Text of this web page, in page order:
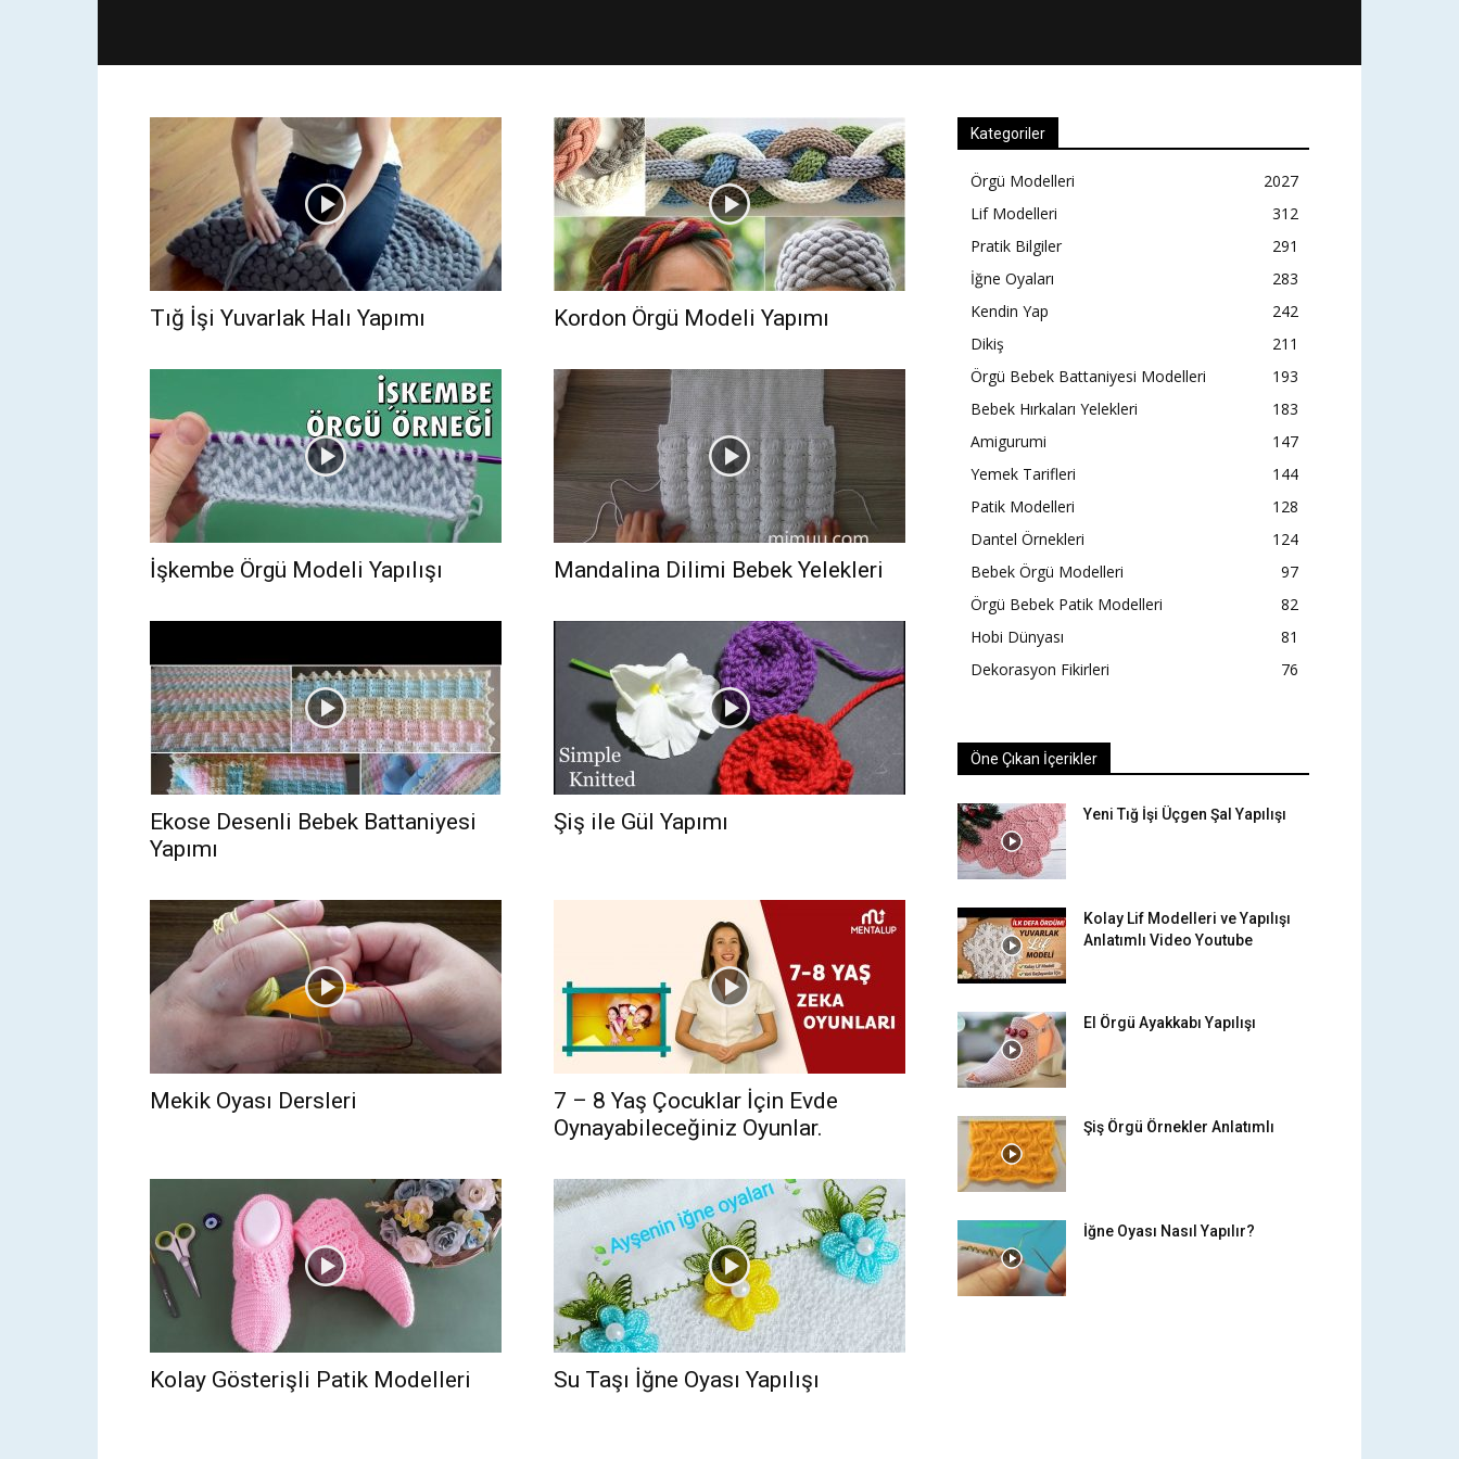
Tığ İşi Yuvarlak Halı Yapımı Kordon Örgü Modeli Yapımı
İşkembe Örgü Modeli Yapılışı Mandalina Dilimi Bebek Yelekleri
Ekose Desenli Bebek Battaniyesi
Yapımı
Şiş ile Gül Yapımı
Mekik Oyası Dersleri
7 – 8 Yaş Çocuklar İçin Evde
Oynayabileceğiniz Oyunlar.
Kolay Gösterişli Patik Modelleri Su Taşı İğne Oyası Yapılışı
Kategoriler
Örgü Modelleri
2027
Lif Modelleri
312
Pratik Bilgiler
291
İğne Oyaları
283
Kendin Yap
242
Dikiş
211
Örgü Bebek Battaniyesi Modelleri
193
Bebek Hırkaları Yelekleri
183
Amigurumi
147
Yemek Tarifleri
144
Patik Modelleri
128
Dantel Örnekleri
124
Bebek Örgü Modelleri
97
Örgü Bebek Patik Modelleri
82
Hobi Dünyası
81
Dekorasyon Fikirleri
76
Öne Çıkan İçerikler
Yeni Tığ İşi Üçgen Şal Yapılışı
Kolay Lif Modelleri ve Yapılışı
Anlatımlı Video Youtube
El Örgü Ayakkabı Yapılışı
Şiş Örgü Örnekler Anlatımlı
İğne Oyası Nasıl Yapılır?